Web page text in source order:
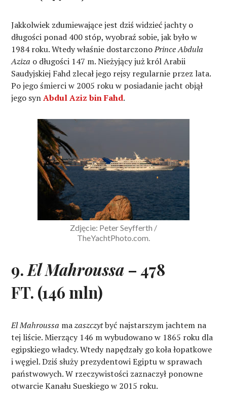
Jakkolwiek zdumiewające jest dziś widzieć jachty o
długości ponad 400 stóp, wyobraź sobie, jak było w
1984 roku. Wtedy właśnie dostarczonoPrinceAbdula
Aziza o długości 147 m. Nieżyjący już król Arabii
Saudyjskiej Fahd zlecał jego rejsy regularnie przez lata.
Po jego śmierci w 2005 roku w posiadanie jacht objął
jego synAbdul Aziz bin Fahd.
Zdjęcie: Peter Seyfferth /
TheYachtPhoto.com.
9. El Mahroussa – 478
FT. (146 mln)
El Mahroussa mazaszczytbyć najstarszym jachtem na
tej liście. Mierzący 146 m wybudowano w 1865 roku dla
egipskiego władcy. Wtedy napędzały go koła łopatkowe
i węgiel. Dziś służy prezydentowi Egiptu w sprawach
państwowych. W rzeczywistości zaznaczył ponowne
otwarcie Kanału Sueskiego w 2015 roku.